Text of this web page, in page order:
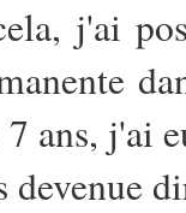
j'ai
7 ans, j'ai
devenue